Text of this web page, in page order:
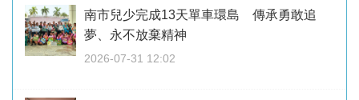
南市兒少完成13天單車環島 傳承勇敢追
夢、永不放棄精神
2026-07-31 12:02